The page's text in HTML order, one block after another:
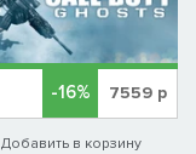
-16% 7559р
Добавить в корзину